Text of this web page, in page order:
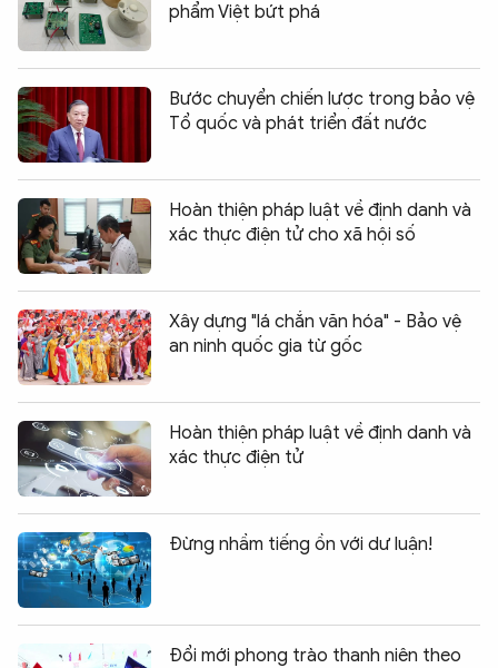
phẩm Việt bứt phá
Bước chuyển chiến lược trong bảo vệ
Tổ quốc và phát triển đất nước
Hoàn thiện pháp luật về định danh và
xác thực điện tử cho xã hội số
Xây dựng "lá chắn văn hóa" - Bảo vệ
an ninh quốc gia từ gốc
Hoàn thiện pháp luật về định danh và
xác thực điện tử
Đừng nhầm tiếng ồn với dư luận!
Đổi mới phong trào thanh niên theo